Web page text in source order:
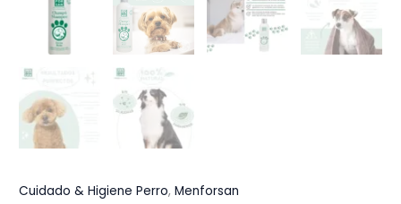
Cuidado & Higiene Perro,Menforsan